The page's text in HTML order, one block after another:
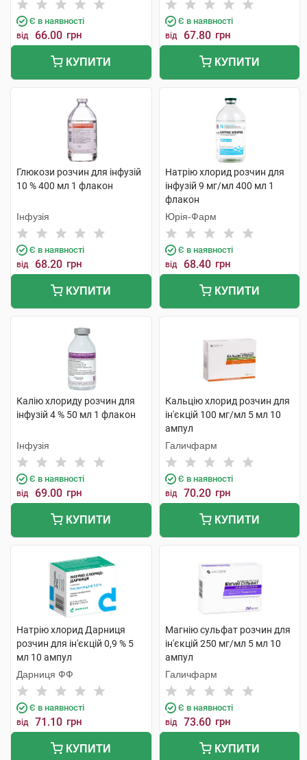
Є в наявності
від 66.00 грн
КУПИТИ
Є в наявності
від 67.80 грн
КУПИТИ
Глюкози розчин для інфузій
10 % 400 мл 1 флакон
Інфузія
Є в наявності
від 68.20 грн
КУПИТИ
Натрію хлорид розчин для
інфузій 9 мг/мл 400 мл 1
флакон
Юрія-Фарм
Є в наявності
від 68.40 грн
КУПИТИ
Калію хлориду розчин для
інфузій 4 % 50 мл 1 флакон
Інфузія
Є в наявності
від 69.00 грн
КУПИТИ
Кальцію хлорид розчин для
ін'єкцій 100 мг/мл 5 мл 10
ампул
Галичфарм
Є в наявності
від 70.20 грн
КУПИТИ
Натрію хлорид Дарниця
розчин для ін'єкцій 0,9 % 5
мл 10 ампул
Дарниця ФФ
Є в наявності
від 71.10 грн
КУПИТИ
Магнію сульфат розчин для
ін'єкцій 250 мг/мл 5 мл 10
ампул
Галичфарм
Є в наявності
від 73.60 грн
КУПИТИ